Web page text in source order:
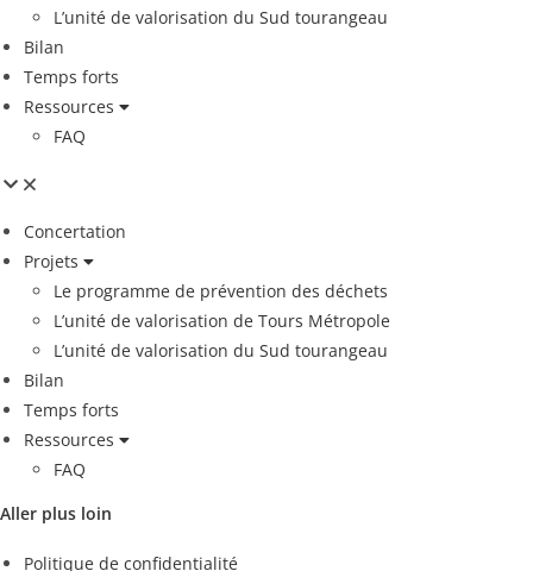
L’unité de valorisation du Sud tourangeau
Bilan
Temps forts
Ressources
FAQ
Concertation
Projets
Le programme de prévention des déchets
L’unité de valorisation de Tours Métropole
L’unité de valorisation du Sud tourangeau
Bilan
Temps forts
Ressources
FAQ
Aller plus loin
Politique de confidentialité